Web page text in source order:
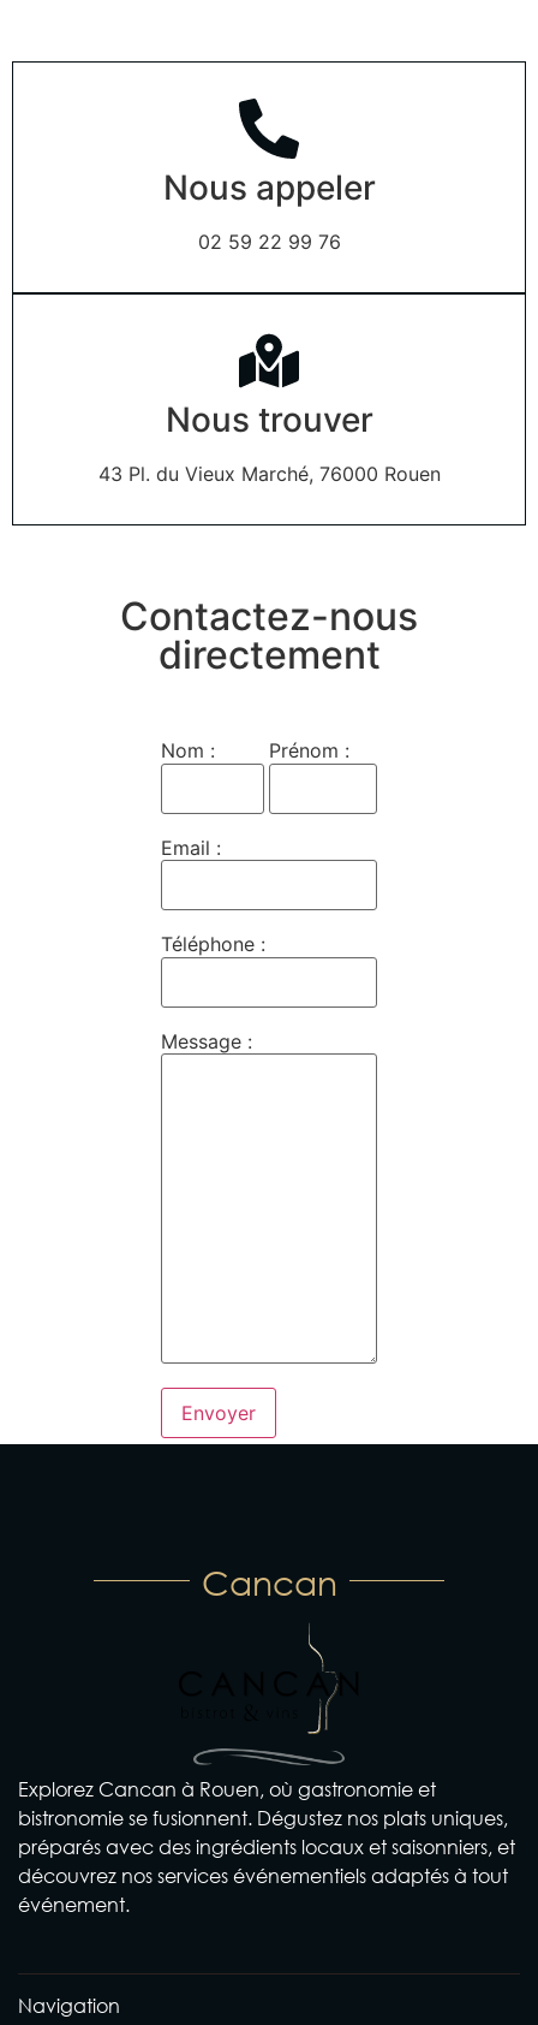
Nous appeler
02 59 22 99 76
Nous trouver
43 Pl. du Vieux Marché, 76000 Rouen
Contactez-nous
directement
Nom : Prénom :
Email :
Téléphone :
Message :
Cancan
Explorez Cancan à Rouen, où gastronomie et
bistronomie se fusionnent. Dégustez nos plats uniques,
préparés avec des ingrédients locaux et saisonniers, et
découvrez nos services événementiels adaptés à tout
événement.
Navigation